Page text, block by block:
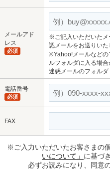
メールアド
レス
必須
※ご記入いただいたメ
認メールをお送りいた
※Yahoo!メールなどの
ルフォルダに入る場合
迷惑メールのフォルダ
電話番号
必須
FAX
※ご入力いただいたお客さまの個
いについて」 に基づ
必ずお読みになり、同意